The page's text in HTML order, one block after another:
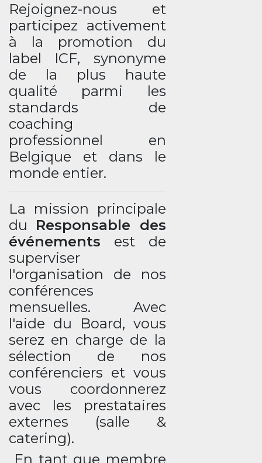
Rejoignez-nous et
participez activement
à la promotion du
label ICF, synonyme
de la plus haute
qualité parmi les
standards de
coaching
professionnel en
Belgique et dans le
monde entier.
La mission principale
du Responsable des
événements est de
superviser
l'organisation de nos
conférences
mensuelles. Avec
l'aide du Board, vous
serez en charge de la
sélection de nos
conférenciers et vous
vous coordonnerez
avec les prestataires
externes (salle &
catering).
En tant que membre